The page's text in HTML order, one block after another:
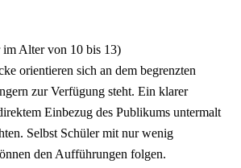
im Alter von 10 bis 13)
orientieren sich an dem begrenzten
zur Verfügung steht. Ein klarer
Einbezug des Publikums untermalt
Selbst Schüler mit nur wenig
den Aufführungen folgen.